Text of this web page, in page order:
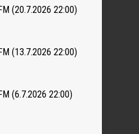
(20.7.2026 22:00)
(13.7.2026 22:00)
(6.7.2026 22:00)